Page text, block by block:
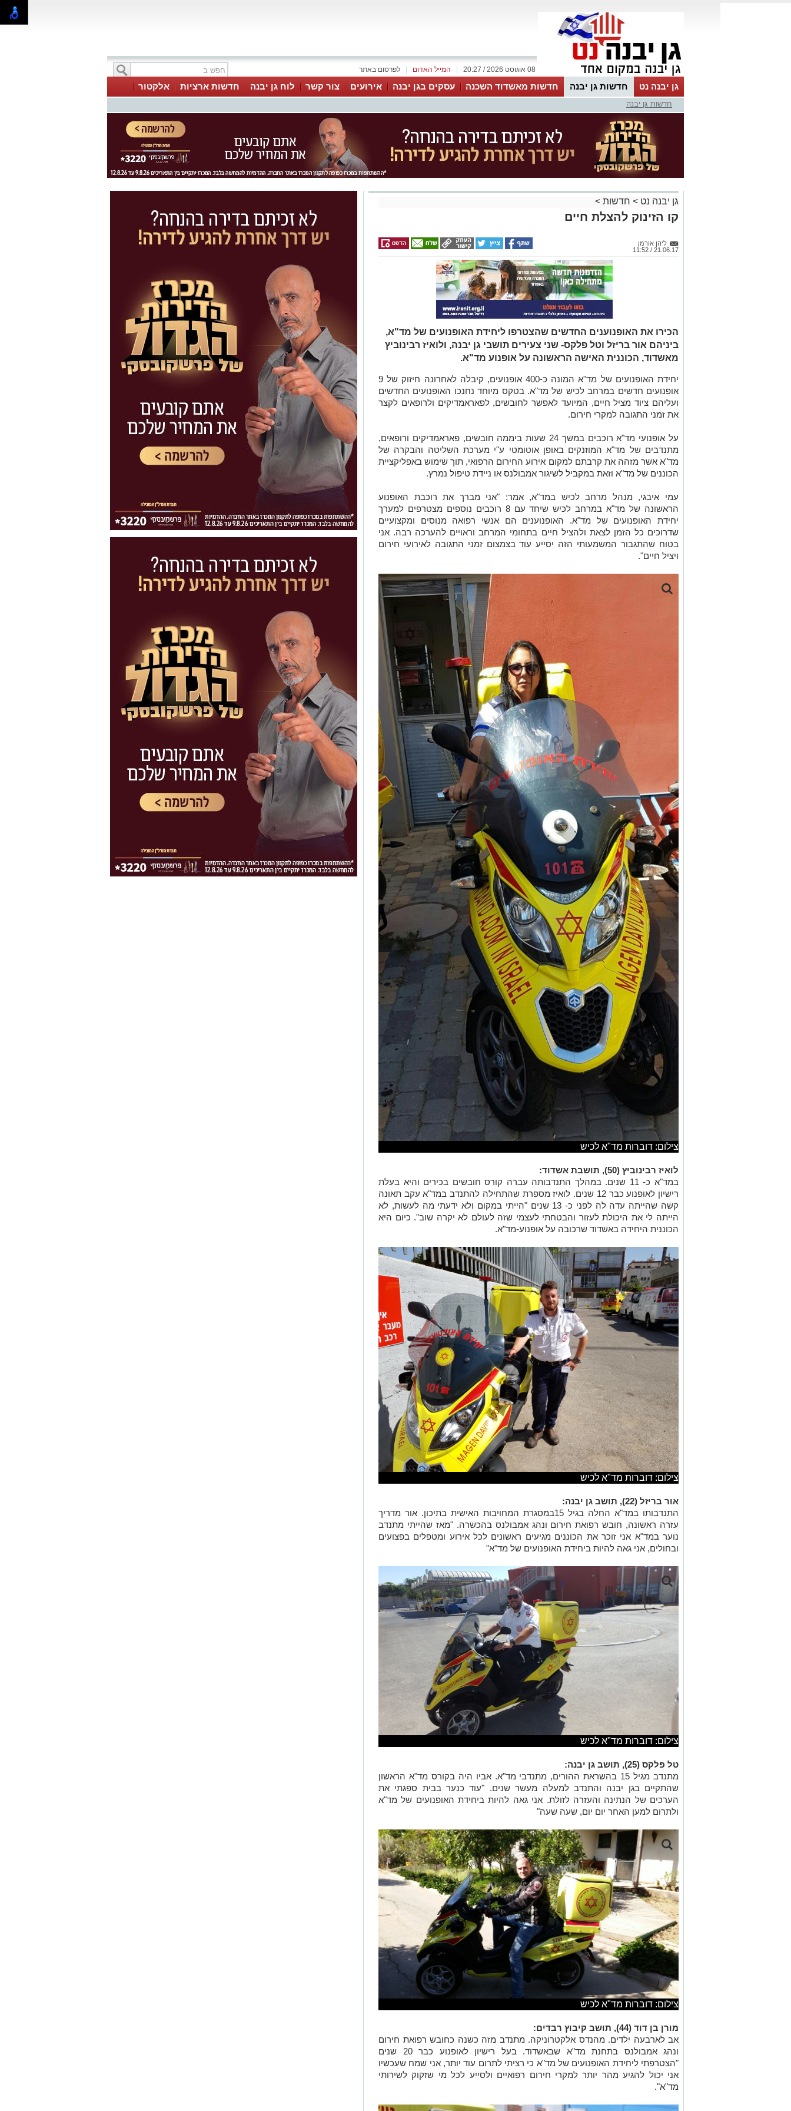
לפרסום באתר המייל האדום 08 אוגוסט 2026 / 20:27
גן יבנה נט חדשות גן יבנה חדשות מאשדוד השכנה עסקים בגן יבנה אירועים צור קשר לוח גן יבנה חדשות ארציות
אלקטור
MyKehila
חדשות גן יבנה
גן יבנה נט > חדשות >
קו הזינוק להצלת חיים
ליהן אורמן
21.06.17 / 11:52
הכירו את האופנוענים החדשים שהצטרפו ליחידת האופנועים של מד"א,
ביניהם אור בריזל וטל פלקס- שני צעירים תושבי גן יבנה, ולואיז רבינוביץ
מאשדוד, הכוננית האישה הראשונה על אופנוע מד"א.
יחידת האופנועים של מד"א המונה כ-400 אופנועים, קיבלה לאחרונה חיזוק של 9
אופנועים חדשים במרחב לכיש של מד"א. בטקס מיוחד נחנכו האופנועים החדשים
ועליהם ציוד מציל חיים, המיועד לאפשר לחובשים, לפאראמדיקים ולרופאים לקצר
את זמני התגובה למקרי חירום.
על אופנועי מד"א רוכבים במשך 24 שעות ביממה חובשים, פאראמדיקים ורופאים,
מתנדבים של מד"א המוזנקים באופן אוטומטי ע"י מערכת השליטה והבקרה של
מד"א אשר מזהה את קרבתם למקום אירוע החירום הרפואי, תוך שימוש באפליקציית
הכוננים של מד"א וזאת במקביל לשיגור אמבולנס או ניידת טיפול נמרץ.
עמי איבגי, מנהל מרחב לכיש במד"א, אמר: "אני מברך את רוכבת האופנוע
הראשונה של מד"א במרחב לכיש שיחד עם 8 רוכבים נוספים מצטרפים למערך
יחידת האופנועים של מד"א. האופנוענים הם אנשי רפואה מנוסים ומקצועיים
שדרוכים כל הזמן לצאת ולהציל חיים בתחומי המרחב וראויים להערכה רבה. אני
בטוח שהתגבור המשמעותי הזה יסייע עוד בצמצום זמני התגובה לאירועי חירום
ויציל חיים".
צילום: דוברות מד"א לכיש
לואיז רבינוביץ (50), תושבת אשדוד:
במד"א כ- 11 שנים. במהלך התנדבותה עברה קורס חובשים בכירים והיא בעלת
רישיון לאופנוע כבר 12 שנים. לואיז מספרת שהתחילה להתנדב במד"א עקב תאונה
קשה שהייתה עדה לה לפני כ- 13 שנים "הייתי במקום ולא ידעתי מה לעשות, לא
הייתה לי את היכולת לעזור והבטחתי לעצמי שזה לעולם לא יקרה שוב". כיום היא
הכוננית היחידה באשדוד שרכובה על אופנוע-מד"א.
צילום: דוברות מד"א לכיש
אור בריזל (22), תושב גן יבנה:
התנדבותו במד"א החלה בגיל 15במסגרת המחויבות האישית בתיכון. אור מדריך
עזרה ראשונה, חובש רפואת חירום ונהג אמבולנס בהכשרה. "מאז שהייתי מתנדב
נוער במד"א אני זוכר את הכוננים מגיעים ראשונים לכל אירוע ומטפלים בפצועים
ובחולים, אני גאה להיות ביחידת האופנועים של מד"א"
צילום: דוברות מד"א לכיש
טל פלקס (25), תושב גן יבנה:
מתנדב מגיל 15 בהשראת ההורים, מתנדבי מד"א. אביו היה בקורס מד"א הראשון
שהתקיים בגן יבנה והתנדב למעלה מעשר שנים. "עוד כנער בבית ספגתי את
הערכים של הנתינה והעזרה לזולת. אני גאה להיות ביחידת האופנועים של מד"א
ולתרום למען האחר יום יום, שעה שעה"
צילום: דוברות מד"א לכיש
מורן בן דוד (44), תושב קיבוץ רבדים:
אב לארבעה ילדים. מהנדס אלקטרוניקה. מתנדב מזה כשנה כחובש רפואת חירום
ונהג אמבולנס בתחנת מד"א שבאשדוד. בעל רישיון לאופנוע כבר 20 שנים
"הצטרפתי ליחידת האופנועים של מד"א כי רציתי לתרום עוד יותר, אני שמח שעכשיו
אני יכול להגיע מהר יותר למקרי חירום רפואיים ולסייע לכל מי שזקוק לשירותי
מד"א".